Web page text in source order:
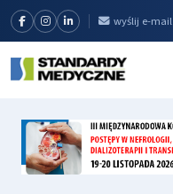
wyślij e-mail